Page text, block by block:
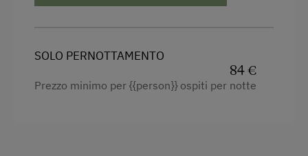
Percorsi da corsa
SOLO PERNOTTAMENTO
84 €
Prezzo minimo per {{person}} ospiti per notte